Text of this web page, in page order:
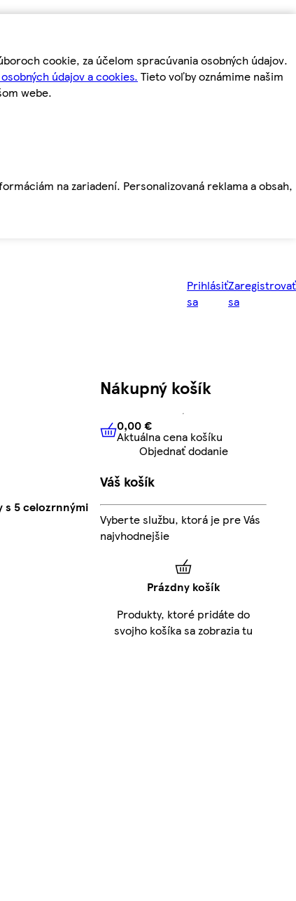
cookie, za účelom spracúvania osobných údajov.
údajov a cookies. Tieto voľby oznámime našim
webe.
na zariadení. Personalizovaná reklama a obsah,
Prihlásiť
sa
Zaregistrovať
sa
s 5 celozrnnými
Nákupný košík
0,00 € Aktuálna cena košíku
0,00 €
Aktuálna cena košíku
Objednať dodanie
Váš košík
Vyberte službu, ktorá je pre Vás
najvhodnejšie
Prázdny košík
Produkty, ktoré pridáte do
svojho košíka sa zobrazia tu